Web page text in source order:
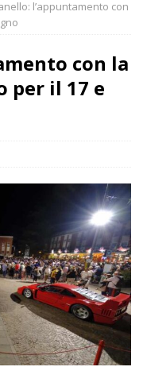
l’appuntamento con
con la
per il 17 e